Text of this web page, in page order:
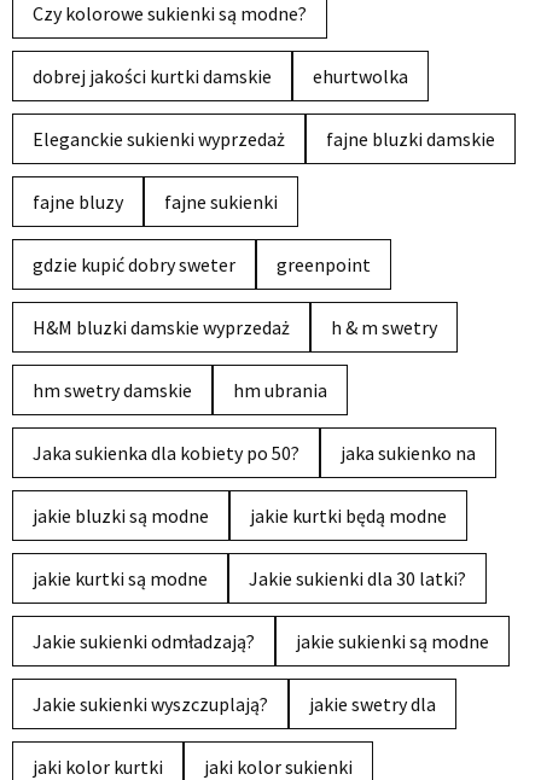
Czy kolorowe sukienki są modne?
dobrej jakości kurtki damskie ehurtwolka
Eleganckie sukienki wyprzedaż fajne bluzki damskie
fajne bluzy fajne sukienki
gdzie kupić dobry sweter greenpoint
H&M bluzki damskie wyprzedaż h & m swetry
hm swetry damskie hm ubrania
Jaka sukienka dla kobiety po 50? jaka sukienko na
jakie bluzki są modne jakie kurtki będą modne
jakie kurtki są modne Jakie sukienki dla 30 latki?
Jakie sukienki odmładzają? jakie sukienki są modne
Jakie sukienki wyszczuplają? jakie swetry dla
jaki kolor kurtki jaki kolor sukienki